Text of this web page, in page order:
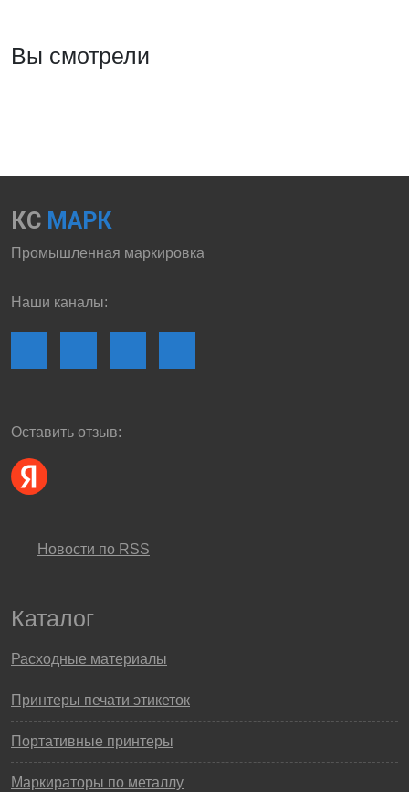
Вы смотрели
КС МАРК
Промышленная маркировка
Наши каналы:
Оставить отзыв:
Новости по RSS
Каталог
Расходные материалы
Принтеры печати этикеток
Портативные принтеры
Маркираторы по металлу